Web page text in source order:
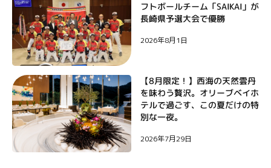
ョ
ン
フトボールチーム「SAIKAI」が
長崎県予選大会で優勝
2026年8月1日
【8月限定！】西海の天然雲丹
を味わう贅沢。オリーブベイホ
テルで過ごす、この夏だけの特
別な一夜。
2026年7月29日